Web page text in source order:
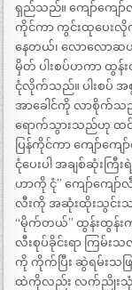
ရှည်သည်။ ကျော်ကျေ
ကိုင်ကာ ကွင်းထုပေးလိုက်
နေတယ်၊ လောလောဆ
မှိတ် ပါးစပ်ဟကာ ထွန်
ငုံလိုက်သည်။ ပါးစပ် အ
အာခေါင်ကို လာစိုက်
ရောက်သွားသည်ဟု ထင်
ပြန်ကိုင်ကာ ကျော်ကျ
ငုံပေးပါ အချစ်ဆုံးကြီ
ဟာကို ငုံ” ကျော်ကျေ
လီးကို အဆုံးထိုးသွင်းသည်
“မိုက်တယ်” ထွန်းထွန်
လီးစုပ်ခိုင်းရာ ကြမ်
ကို ကိုက်ပြီး ဆွဲရမ်းသဖ
ထဲကိုလည်း လက်ညိုးသုံးခ